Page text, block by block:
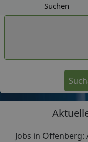
Suchen
Jobs in